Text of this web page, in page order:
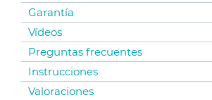
Garantía
Vídeos
Preguntas frecuentes
Instrucciones
Valoraciones